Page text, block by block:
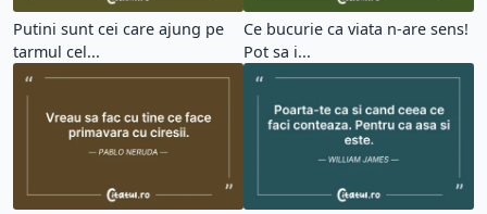
Putini sunt cei care ajung pe
tarmul cel...
Ce bucurie ca viata n-are sens!
Pot sa i...